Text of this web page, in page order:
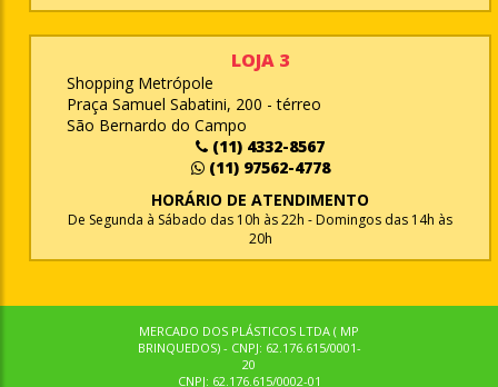
LOJA 3
Shopping Metrópole
Praça Samuel Sabatini, 200 - térreo
São Bernardo do Campo
(11) 4332-8567
(11) 97562-4778
HORÁRIO DE ATENDIMENTO
De Segunda à Sábado das 10h às 22h - Domingos das 14h às
20h
MERCADO DOS PLÁSTICOS LTDA ( MP
BRINQUEDOS) - CNPJ: 62.176.615/0001-
20
CNPJ: 62.176.615/0002-01